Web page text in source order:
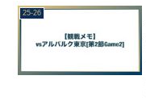
25-26